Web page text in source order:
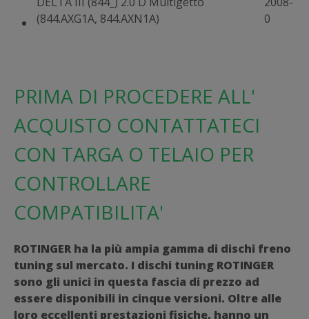
(844.AXG1A, 844.AXN1A)
0
PRIMA DI PROCEDERE ALL'
ACQUISTO CONTATTATECI
CON TARGA O TELAIO PER
CONTROLLARE
COMPATIBILITA'
ROTINGER ha la più ampia gamma di dischi freno
tuning sul mercato. I dischi tuning ROTINGER
sono gli unici in questa fascia di prezzo ad
essere disponibili in cinque versioni. Oltre alle
loro eccellenti prestazioni fisiche, hanno un